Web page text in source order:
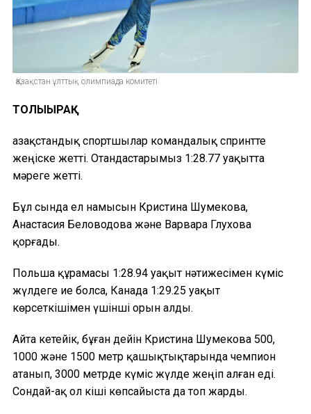
Қазақстан ұлттық олимпиада комитеті
ТОЛЫҒЫРАҚ
Қазақстандық спортшылар командалық спринтте
жеңіске жетті. Отандастарымыз 1:28.77 уақытта
мәреге жетті.
Бұл сында ел намысын Кристина Шумекова,
Анастасия Беловодова және Варвара Глухова
қорғады.
Польша құрамасы 1:28.94 уақыт нәтижесімен күміс
жүлдеге ие болса, Канада 1:29.25 уақыт
көрсеткішімен үшінші орын алды.
Айта кетейік, бұған дейін Кристина Шумекова 500,
1000 және 1500 метр қашықтықтарында чемпион
атанып, 3000 метрде күміс жүлде жеңіп алған еді.
Сондай-ақ ол кіші көпсайыста да топ жарды.